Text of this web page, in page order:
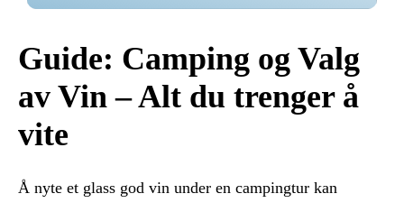
Guide: Camping og Valg
av Vin – Alt du trenger å
vite
Å nyte et glass god vin under en campingtur kan